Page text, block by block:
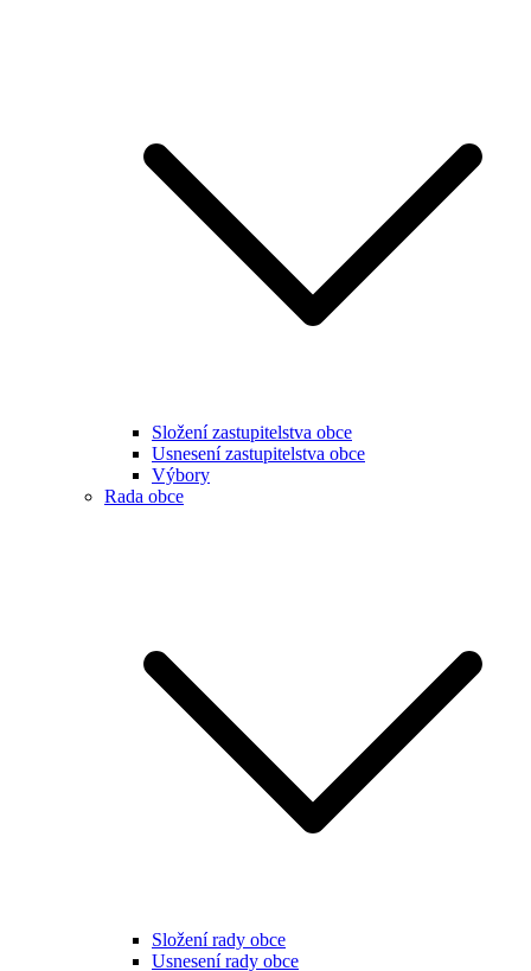
Složení zastupitelstva obce
Usnesení zastupitelstva obce
Výbory
Rada obce
Složení rady obce
Usnesení rady obce